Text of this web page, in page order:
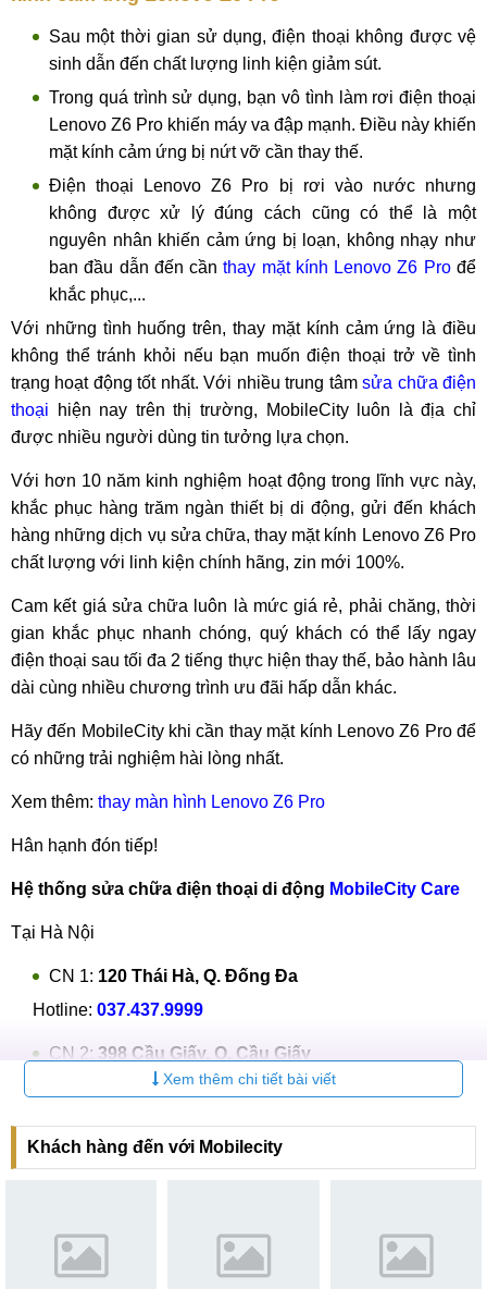
Sau một thời gian sử dụng, điện thoại không được vệ
sinh dẫn đến chất lượng linh kiện giảm sút.
Trong quá trình sử dụng, bạn vô tình làm rơi điện thoại
Lenovo Z6 Pro khiến máy va đập mạnh. Điều này khiến
mặt kính cảm ứng bị nứt vỡ cần thay thế.
Điện thoại Lenovo Z6 Pro bị rơi vào nước nhưng
không được xử lý đúng cách cũng có thể là một
nguyên nhân khiến cảm ứng bị loạn, không nhạy như
ban đầu dẫn đến cần thay mặt kính Lenovo Z6 Prođể
khắc phục,...
Với những tình huống trên, thay mặt kính cảm ứng là điều
không thể tránh khỏi nếu bạn muốn điện thoại trở về tình
trạng hoạt động tốt nhất. Với nhiều trung tâmsửa chữa điện
thoại hiện nay trên thị trường, MobileCity luôn là địa chỉ
được nhiều người dùng tin tưởng lựa chọn.
Với hơn 10 năm kinh nghiệm hoạt động trong lĩnh vực này,
khắc phục hàng trăm ngàn thiết bị di động, gửi đến khách
hàng những dịch vụ sửa chữa, thay mặt kính Lenovo Z6 Pro
chất lượng với linh kiện chính hãng, zin mới 100%.
Cam kết giá sửa chữa luôn là mức giá rẻ, phải chăng, thời
gian khắc phục nhanh chóng, quý khách có thể lấy ngay
điện thoại sau tối đa 2 tiếng thực hiện thay thế, bảo hành lâu
dài cùng nhiều chương trình ưu đãi hấp dẫn khác.
Hãy đến MobileCity khi cần thay mặt kính Lenovo Z6 Pro để
có những trải nghiệm hài lòng nhất.
Xem thêm: thay màn hình Lenovo Z6 Pro
Hân hạnh đón tiếp!
Hệ thống sửa chữa điện thoại di động MobileCity Care
Tại Hà Nội
CN 1: 120 Thái Hà, Q. Đống Đa
Hotline: 037.437.9999
CN 2: 398 Cầu Giấy, Q. Cầu Giấy
096.2222.398
CN 3:42 Phố Vọng, Hai Bà Trưng
Hotline:0338.424242
CN 4:123 Trần Quang Khải, Quận 1
Xem thêm chi tiết bài viết
Khách hàng đến với Mobilecity